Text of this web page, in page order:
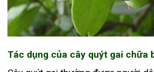
Tác dụng của cây quýt gai chữa